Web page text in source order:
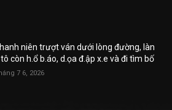
niên trượt ván dưới lòng đường, làn
còn h.ổ b.áo, d.ọa đ.ập x.e và đi tìm bố
7 6, 2026